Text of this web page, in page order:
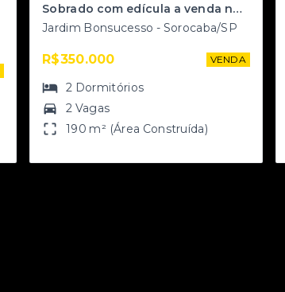
Sobrado com edícula a venda no Jardim Bonsucesso
Jardim Bonsucesso - Sorocaba/SP
R$350.000 VENDA
2 Dormitórios
2 Vagas
190 m² (Área Construída)